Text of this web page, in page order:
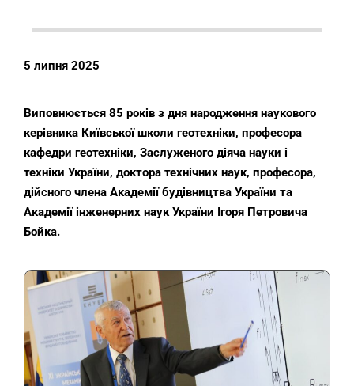
5 липня 2025
Виповнюється 85 років з дня народження наукового
керівника Київської школи геотехніки, професора
кафедри геотехніки, Заслуженого діяча науки і
техніки України, доктора технічних наук, професора,
дійсного члена Академії будівництва України та
Академії інженерних наук України Ігоря Петровича
Бойка.